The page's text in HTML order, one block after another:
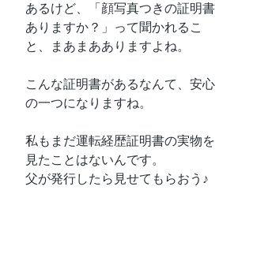
あるけど、「顔写真つきの証明書
ありますか？」って聞かれるこ
と、まあまあありますよね。
こんな証明書があるなんて、安心
の一つになりますね。
私もまだ運転経歴証明書の実物を
見たことはないんです。
父が発行したら見せてもらおう♪